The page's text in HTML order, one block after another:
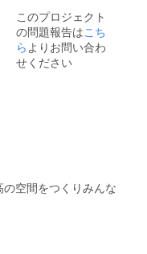
されて
いま
す。飲
酒に関
わるリ
ませ
ん。」
このプロジェクト
の問題報告はこち
ら よりお問い合わ
せください
空間をつくりみんな